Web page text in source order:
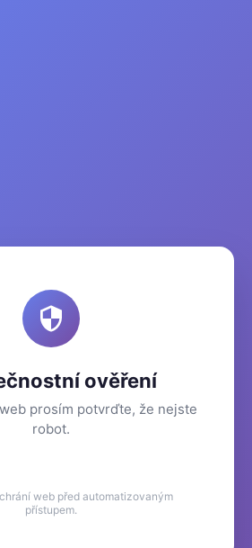
ověření
prosím potvrďte, že nejste
robot.
web před automatizovaným
přístupem.